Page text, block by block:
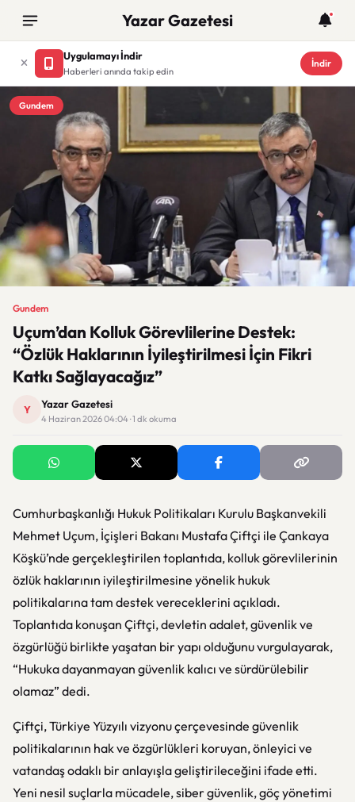
Yazar Gazetesi
Uygulamayı İndir
Haberleri anında takip edin
İndir
Gundem
Gundem
Uçum’dan Kolluk Görevlilerine Destek:
“Özlük Haklarının İyileştirilmesi İçin Fikri
Katkı Sağlayacağız”
Y Yazar Gazetesi
4 Haziran 2026 04:04 · 1 dk okuma
Cumhurbaşkanlığı Hukuk Politikaları Kurulu Başkanvekili
Mehmet Uçum, İçişleri Bakanı Mustafa Çiftçi ile Çankaya
Köşkü’nde gerçekleştirilen toplantıda, kolluk görevlilerinin
özlük haklarının iyileştirilmesine yönelik hukuk
politikalarına tam destek vereceklerini açıkladı.
Toplantıda konuşan Çiftçi, devletin adalet, güvenlik ve
özgürlüğü birlikte yaşatan bir yapı olduğunu vurgulayarak,
“Hukuka dayanmayan güvenlik kalıcı ve sürdürülebilir
olamaz” dedi.
Çiftçi, Türkiye Yüzyılı vizyonu çerçevesinde güvenlik
politikalarının hak ve özgürlükleri koruyan, önleyici ve
vatandaş odaklı bir anlayışla geliştirileceğini ifade etti.
Yeni nesil suçlarla mücadele, siber güvenlik, göç yönetimi